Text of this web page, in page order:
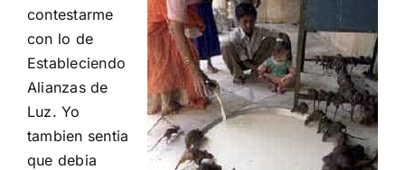
contestarme
con lo de
Estableciendo
Alianzas de
Luz. Yo
tambien sentia
que debia